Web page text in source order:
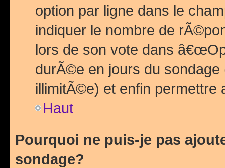
option par ligne dans le
indiquer le nombre de
lors de son vote dans
durÃ©e en jours du
illimitÃ©e) et enfin permettre
Haut
Pourquoi ne puis-je pas
sondage?